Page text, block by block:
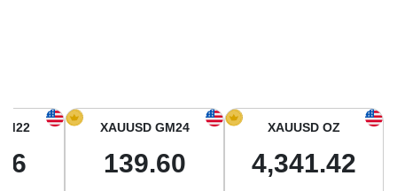
أسعار الذهب في أمريكا الجنوبية
XAUUSD OZ
4,341.42
XAUUSD GM24
139.60